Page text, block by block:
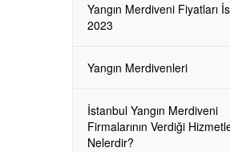
Yangın Merdiveni Fiyatları
2023
Yangın Merdivenleri
İstanbul Yangın Merdiveni
Firmalarının Verdiği
Nelerdir?